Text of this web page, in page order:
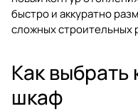
быстро и аккуратно
сложных строительных
Как выбрать
шкаф